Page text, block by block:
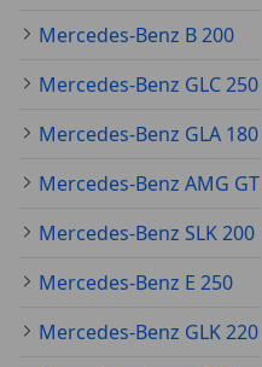
Mercedes-Benz B 200
Mercedes-Benz GLC 250
Mercedes-Benz GLA 180
Mercedes-Benz AMG GT
Mercedes-Benz SLK 200
Mercedes-Benz E 250
Mercedes-Benz GLK 220